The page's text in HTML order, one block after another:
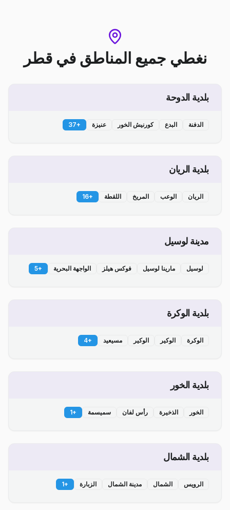
نغطي جميع المناطق في قطر
بلدية الدوحة
الدفنة البدع كورنيش الخور عنيزة +
37
بلدية الريان
الريان الوعب المريخ اللقطة +
16
مدينة لوسيل
لوسيل مارينا لوسيل فوكس هيلز الواجهة البحرية +
5
بلدية الوكرة
الوكرة الوكير الوكير مسيعيد +
4
بلدية الخور
الخور الذخيرة رأس لفان سميسمة +
1
بلدية الشمال
الرويس الشمال مدينة الشمال الزبارة +
1